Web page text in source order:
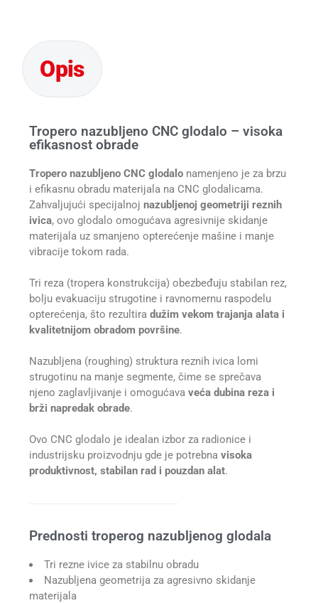
Tropero nazubljeno CNC glodalo – visoka
efikasnost obrade
Tropero nazubljeno CNC glodalo namenjeno je za brzu
i efikasnu obradu materijala na CNC glodalicama.
Zahvaljujući specijalnojnazubljenoj geometriji reznih
ivica, ovo glodalo omogućava agresivnije skidanje
materijala uz smanjeno opterećenje mašine i manje
vibracije tokom rada.
Tri reza (tropera konstrukcija) obezbeđuju stabilan rez,
bolju evakuaciju strugotine i ravnomernu raspodelu
opterećenja, što rezultiradužim vekom trajanja alata i
kvalitetnijom obradom površine.
Nazubljena (roughing) struktura reznih ivica lomi
strugotinu na manje segmente, čime se sprečava
njeno zaglavljivanje i omogućavaveća dubina reza i
brži napredak obrade.
Ovo CNC glodalo je idealan izbor za radionice i
industrijsku proizvodnju gde je potrebnavisoka
produktivnost, stabilan rad i pouzdan alat.
Prednosti troperog nazubljenog glodala
Tri rezne ivice za stabilnu obradu
Nazubljena geometrija za agresivno skidanje
materijala